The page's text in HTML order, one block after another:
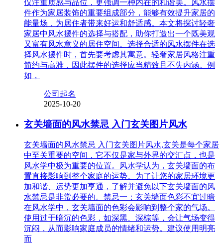
仅注重质感与品位，更强调一种内在的和谐美。风水摆
件作为家居装饰的重要组成部分，能够有效提升家居的
能量场，为居住者带来好运和舒适感。本文将探讨轻奢
家居中风水摆件的选择与搭配，助你打造出一个既美观
又富有风水意义的居住空间。选择合适的风水摆件在选
择风水摆件时，首先要考虑其寓意。轻奢家居风格注重
简约与高雅，因此摆件的选择应当精致且不失内涵。例
如，
公司起名
2025-10-20
玄关墙面的风水禁忌 入门玄关图片风水
玄关墙面的风水禁忌 入门玄关图片风水,玄关是每个家居
中至关重要的空间，它不仅是家与外界的交汇点，也是
风水学中极为重要的位置。风水学认为，玄关墙面的布
置直接影响到整个家庭的运势。为了让您的家居环境更
加和谐、运势更加亨通，了解并避免以下玄关墙面的风
水禁忌是非常必要的。禁忌一：玄关墙面色彩不宜过暗
在风水学中，玄关墙面的色彩会影响到整个家的气场。
使用过于暗沉的色彩，如深黑、深棕等，会让气场变得
沉闷，从而影响家庭成员的情绪和运势。建议使用明亮
而